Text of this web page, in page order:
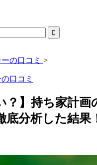
の口コミ >
口コミ
？】持ち家計画
底分析した結果